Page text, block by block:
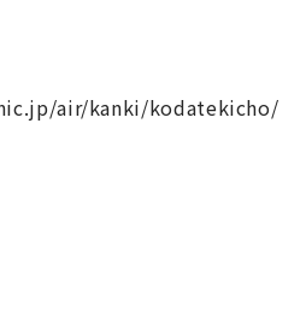
air/kanki/kodatekicho/